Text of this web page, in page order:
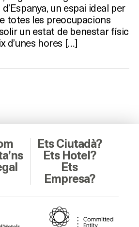
un espai ideal per
totes les preocupacions
un estat de benestar físic
d’unes hores […]
Ets Ciutadà?
Ets Hotel?
Ets
Empresa?